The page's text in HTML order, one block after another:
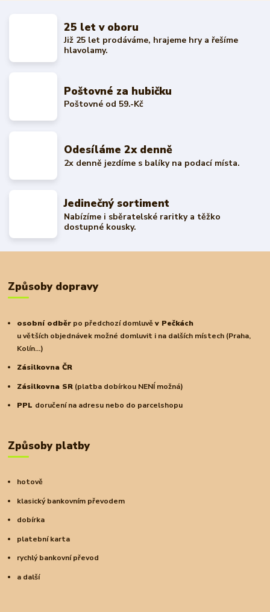
25 let v oboru
Již 25 let prodáváme, hrajeme hry a řešíme
hlavolamy.
Poštovné za hubičku
Poštovné od 59.-Kč
Odesíláme 2x denně
2x denně jezdíme s balíky na podací místa.
Jedinečný sortiment
Nabízíme i sběratelské raritky a těžko
dostupné kousky.
Způsoby dopravy
osobní odběr po předchozí domluvěv Pečkách
u větších objednávek možné domluvit i na dalších místech (Praha,
Kolín...)
Zásilkovna ČR
Zásilkovna SR (platba dobírkou NENÍ možná)
PPL doručení na adresu nebo do parcelshopu
Způsoby platby
hotově
klasický bankovním převodem
dobírka
platební karta
rychlý bankovní převod
a další